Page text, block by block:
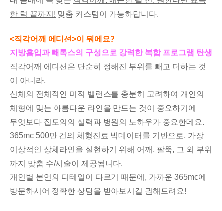
한 턱 끝까지! 맞춤 커스텀이 가능하답니다.
<직각어깨 에디션>이 뭐에요?
지방흡입과 빼톡스의 구성으로 강력한 복합 프로그램 탄생
직각어깨 에디션은 단순히 정해진 부위를 빼고 더하는 것
이 아니라,
신체의 전체적인 미적 밸런스를 충분히 고려하여 개인의
체형에 맞는 아름다운 라인을 만드는 것이 중요하기에
무엇보다 집도의의 실력과 병원의 노하우가 중요한데요.
365mc 500만 건의 체형진료 빅데이터를 기반으로, 가장
이상적인 상체라인을 실현하기 위해 어깨, 팔뚝, 그 외 부위
까지 맞춤 수/시술이 제공됩니다.
개인별 본연의 디테일이 다르기 때문에, 가까운 365mc에
방문하시어 정확한 상담을 받아보시길 권해드려요!